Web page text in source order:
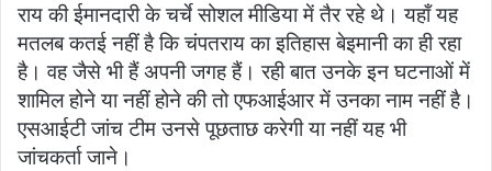
राय की ईमानदारी के चर्चे सोशल मीडिया में तैर रहे थे। यहाँ यह
मतलब कतई नहीं है कि चंपतराय का इतिहास बेइमानी का ही रहा
है। वह जैसे भी हैं अपनी जगह हैं। रही बात उनके इन घटनाओं में
शामिल होने या नहीं होने की तो एफआईआर में उनका नाम नहीं है।
एसआईटी जांच टीम उनसे पूछताछ करेगी या नहीं यह भी
जांचकर्ता जाने।